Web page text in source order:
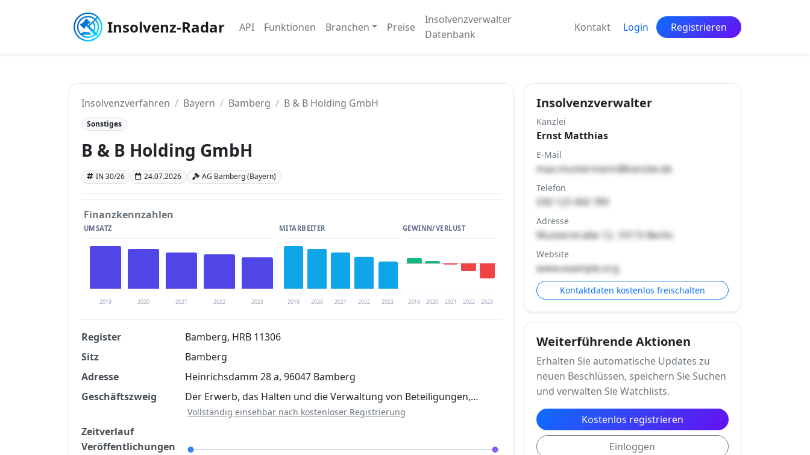
Insolvenz-Radar API Funktionen Branchen Preise
Insolvenzverwalter
Datenbank
Kontakt Login Registrieren
Insolvenzverfahren Bayern Bamberg B & B Holding GmbH
Sonstiges
B & B Holding GmbH
IN 30/26 24.07.2026 AG Bamberg (Bayern)
Finanzkennzahlen
UMSATZ
2019 2020 2021 2022 2023
MITARBEITER
2019 2020 2021 2022 2023
GEWINN/VERLUST
2019 2020 2021 2022 2023
Finanzkennzahlen nach kostenloser Registrierung verfügbar
Jetzt kostenlos registrieren
Register
Bamberg, HRB 11306
Sitz
Bamberg
Adresse
Heinrichsdamm 28 a, 96047 Bamberg
Geschäftszweig
Der Erwerb, das Halten und die Verwaltung von Beteiligungen,…
Vollständig einsehbar nach kostenloser Registrierung
Zeitverlauf
Veröffentlichungen
Insolvenzverwalter
Kanzlei
Ernst Matthias
E-Mail
max.mustermann@kanzlei.de
Telefon
030 123 456 789
Adresse
Musterstraße 12, 10115 Berlin
Website
www.example.org
Kontaktdaten kostenlos freischalten
Weiterführende Aktionen
Erhalten Sie automatische Updates zu
neuen Beschlüssen, speichern Sie Suchen
und verwalten Sie Watchlists.
Kostenlos registrieren
Einloggen